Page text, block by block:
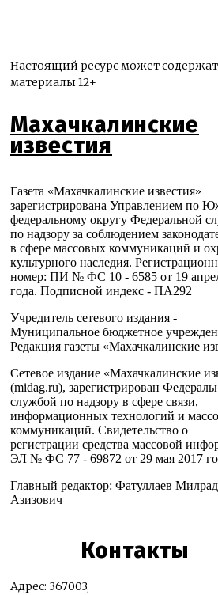
Настоящий ресурс может
материалы 12+
Махачкалинские
известия
Газета «Махачкалинские известия»
зарегистрирована Управлением по
федеральному округу Федеральной
по надзору за соблюдением
в сфере массовых коммуникаций и
культурного наследия.
номер: ПИ № ФС 10 - 6585 от 19
года. Подписной индекс - ПА292
Учредитель сетевого издания -
Муниципальное бюджетное
Редакция газеты «Махачкалинские
Сетевое издание «Махачкалинские
(midag.ru), зарегистрирован
службой по надзору в сфере связи,
информационных технологий и
коммуникаций. Свидетельство о
регистрации средства массовой
ЭЛ № ФС 77 - 69872 от 29 мая 2017
Главный редактор: Фатуллаев Милрад
Азизович
Контакты
Адрес: 367003,